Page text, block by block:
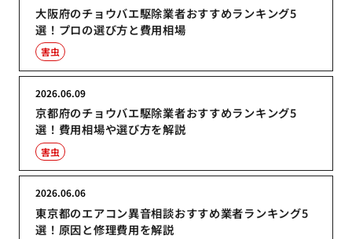
大阪府のチョウバエ駆除業者おすすめランキング5
選！プロの選び方と費用相場
害虫
京都府のチョウバエ駆除業者おすすめランキング5
選！費用相場や選び方を解説
2026.06.09
害虫
東京都のエアコン異音相談おすすめ業者ランキング5
選！原因と修理費用を解説
2026.06.06